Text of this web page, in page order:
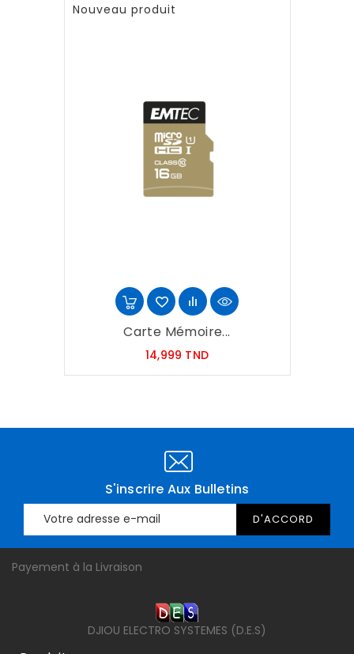
Nouveau produit
Carte Mémoire...
14,999 TNDPrix
S'inscrire Aux Bulletins
Payement à la Livraison
DJIOU ELECTRO SYSTEMES (D.E.S)